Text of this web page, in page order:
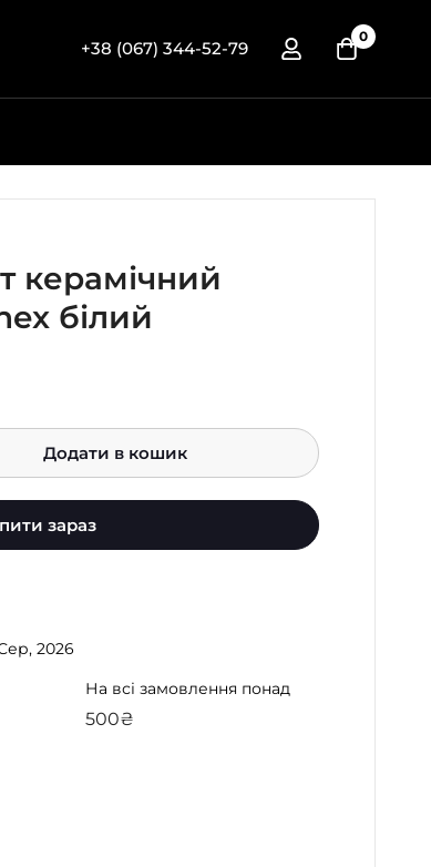
+38 (067) 344-52-79
0
керамічний
білий
Додати в кошик
зараз
2026
На всі замовлення понад
500₴